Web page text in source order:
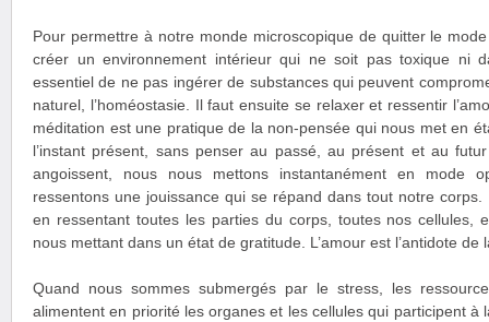
Pour permettre à notre monde microscopique de quitter le
créer un environnement intérieur qui ne soit pas toxique ni
essentiel de ne pas ingérer de substances qui peuvent
naturel, l’homéostasie. Il faut ensuite se relaxer et ressentir
méditation est une pratique de la non-pensée qui nous met en
l’instant présent, sans penser au passé, au présent et au
angoissent, nous nous mettons instantanément en mode
ressentons une jouissance qui se répand dans tout notre
en ressentant toutes les parties du corps, toutes nos cellules,
nous mettant dans un état de gratitude. L’amour est l’antidote de
Quand nous sommes submergés par le stress, les
alimentent en priorité les organes et les cellules qui participent à